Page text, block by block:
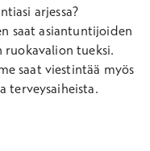
arjessa?
saat asiantuntijoiden
ruokavalion tueksi.
saat viestintää myös
terveysaiheista.